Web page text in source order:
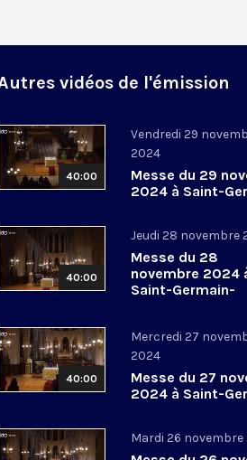
vidéos de l'émission
40:00
Vendredi 29
2024
Messe du 29
2024 à Saint-
40:00
Jeudi 28 novembre
Messe du 28
novembre 2024
Saint-Germain-
40:00
Mercredi 27
2024
Messe du 27
2024 à Saint-
Mardi 26 novembre